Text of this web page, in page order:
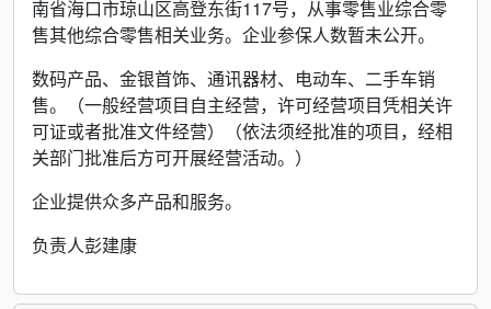
南省海口市琼山区高登东街117号，从事零售业综合零
售其他综合零售相关业务。企业参保人数暂未公开。
数码产品、金银首饰、通讯器材、电动车、二手车销
售。（一般经营项目自主经营，许可经营项目凭相关许
可证或者批准文件经营）（依法须经批准的项目，经相
关部门批准后方可开展经营活动。）
企业提供众多产品和服务。
负责人彭建康